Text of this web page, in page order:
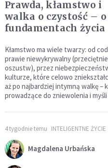
Prawda, kłamstwo i
walka o czystość – o
fundamentach życia
Kłamstwo ma wiele twarzy: od
prawie niewykrywalny
oszustw), przez
kulturze, które celowo
aż po najbardziej intymną walkę –
prowadzące do zniewolenia i
4 tygodnie temu INTELIGENTNE ŻYCIE
Magdalena Urbańska